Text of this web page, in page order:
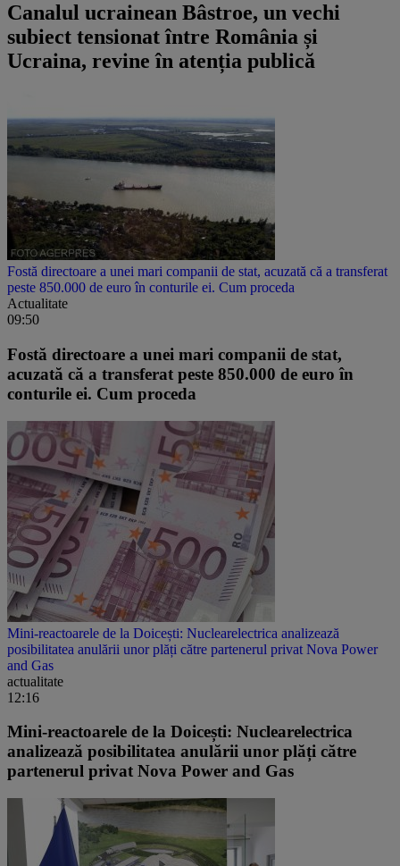
Canalul ucrainean Bâstroe, un vechi
subiect tensionat între România și
Ucraina, revine în atenția publică
Fostă directoare a unei mari companii de stat, acuzată că a transferat
peste 850.000 de euro în conturile ei. Cum proceda
Actualitate
09:50
Fostă directoare a unei mari companii de stat,
acuzată că a transferat peste 850.000 de euro în
conturile ei. Cum proceda
Mini-reactoarele de la Doicești: Nuclearelectrica analizează
posibilitatea anulării unor plăți către partenerul privat Nova Power
and Gas
actualitate
12:16
Mini-reactoarele de la Doicești: Nuclearelectrica
analizează posibilitatea anulării unor plăți către
partenerul privat Nova Power and Gas